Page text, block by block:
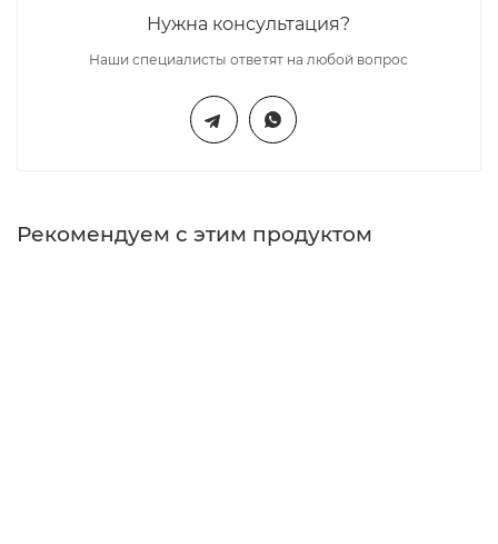
Нужна консультация?
Наши специалисты ответят на любой вопрос
Рекомендуем с этим продуктом